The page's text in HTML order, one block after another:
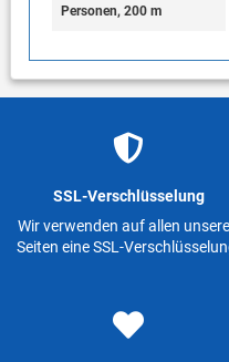
Personen, 200 m
SSL-Verschlüsselung
Wir verwenden auf allen
Seiten eine SSL-